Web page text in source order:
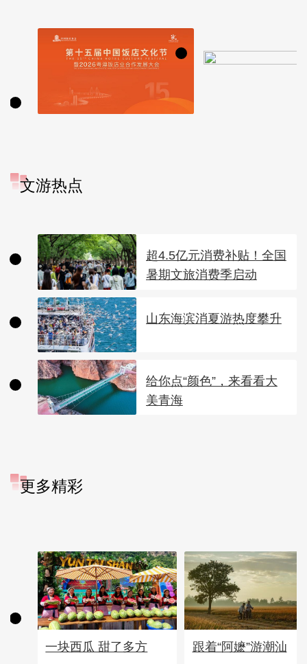
文游热点
超4.5亿元消费补贴！全国
暑期文旅消费季启动
山东海滨消夏游热度攀升
给你点“颜色”，来看看大
美青海
更多精彩
一块西瓜 甜了多方 跟着“阿嬷”游潮汕